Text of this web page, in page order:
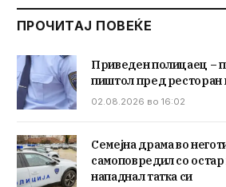
ПРОЧИТАЈ ПОВЕЌЕ
Приведен полицаец –
пиштол пред ресторан
02.08.2026 во 16:02
Семејна драма во
самоповредил со
нападнал татка си